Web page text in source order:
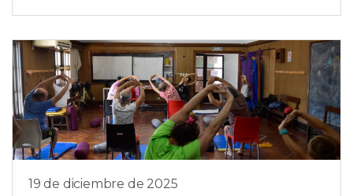
19 de diciembre de 2025